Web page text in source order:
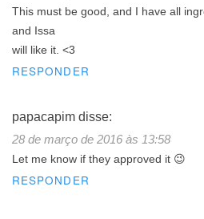
This must be good, and I have all
and Issa
will like it. <3
RESPONDER
papacapim disse:
28 de março de 2016 às 13:58
Let me know if they approved it 😉
RESPONDER